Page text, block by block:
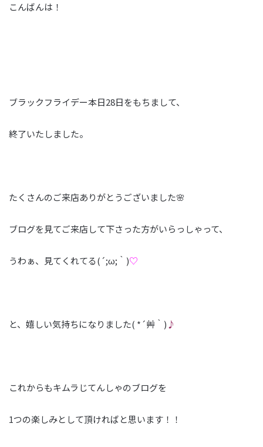
こんばんは！
ブラックフライデー本日28日をもちまして、
終了いたしました。
たくさんのご来店ありがとうございました🌸
ブログを見てご来店して下さった方がいらっしゃって、
うわぁ、見てくれてる(´;ω;｀)♡
と、嬉しい気持ちになりました( *´艸｀) ♪
これからもキムラじてんしゃのブログを
1つの楽しみとして頂ければと思います！！